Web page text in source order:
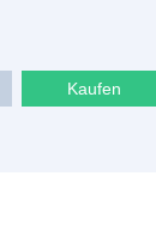
Kaufen